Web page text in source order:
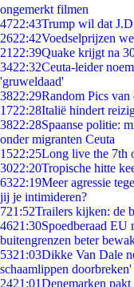
ongemerkt filmen
4722:43Trump wil dat
2622:42Voedselprijzen
21 22:39Quake krijgt na
3422:32Ceuta-leider
'gruweldaad'
3822:29Random Pics
1722:28Italië hindert
3822:28Spaanse politie:
onder migranten Ceuta
1522:25Long live the 7th
3022:20Tropische hitte
6322:19Meer agressie
jij je intimideren?
721:52Trailers kijken: de
4621:30Spoedberaad EU
buitengrenzen beter
5321:03Dikke Van Dale
schaamlippen doorbreken'
2421:01Denemarken